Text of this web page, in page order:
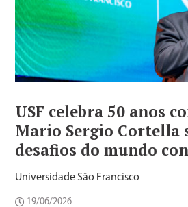
USF celebra 50 anos
Mario Sergio Cortella
desafios do mundo
Universidade São Francisco
19/06/2026